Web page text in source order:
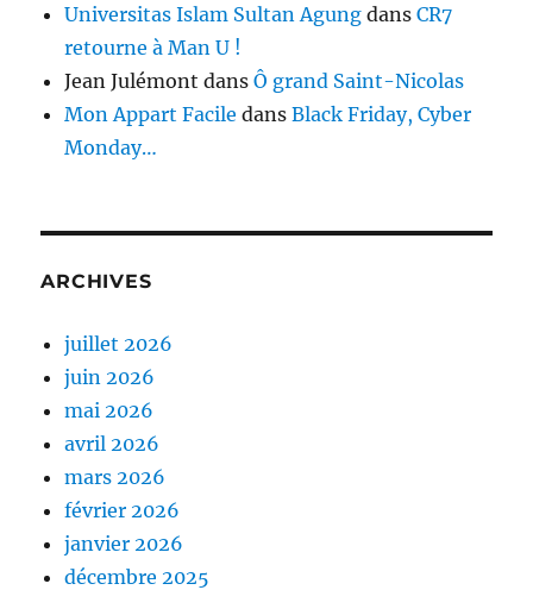
Universitas Islam Sultan Agung dansCR7
retourne à Man U !
Jean Julémont dansÔ grand Saint-Nicolas
Mon Appart Facile dansBlack Friday, Cyber
Monday…
ARCHIVES
juillet 2026
juin 2026
mai 2026
avril 2026
mars 2026
février 2026
janvier 2026
décembre 2025